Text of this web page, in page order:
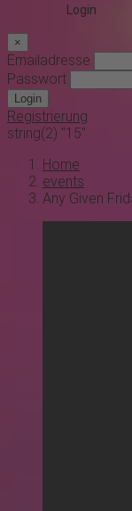
Login
×
Emailadresse
Passwort
Login
Registrierung
string(2) "15"
Home
events
Any Given